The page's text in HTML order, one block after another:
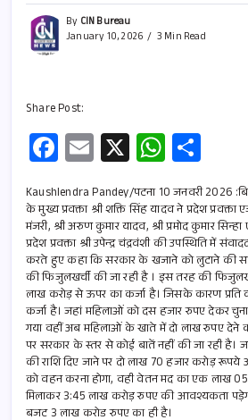
By CIN Bureau
January 10, 2026
3 Min Read
Share Post:
Fa
ce
b
o
o
k
E
m
ail
X W
h
at
s
A
p
p
h
ar
e
Kaushlendra Pandey/पटना 10 जनवरी 2026
के मुख्य प्रवक्ता श्री शक्ति सिंह यादव ने प्रदेश
मंजरी, श्री अरुण कुमार यादव, श्री प्रमोद कुमार
प्रदेश प्रवक्ता श्री उपेन्द्र चंद्रवंशी की उपस्थिति में
करते हुए कहा कि सरकार के खजाने को लुटाने की
की फिजुलखर्ची की जा रही है । इस तरह की
लाख करोड़ से ऊपर का कर्जा है। जिसके कारण प्रति
कर्जा है। जहां महिलाओं को दस हजार रुपए देकर
गया वहीं अब महिलाओं के खाते में दो लाख रुपए देने
पर सरकार के स्तर से कोई बातें नहीं की जा रही है।
की राशि दिए जाने पर दो लाख 70 हजार करोड़ रूपये
को वहन करना होगा, वही वेतन मद का एक लाख 05
मिलाकर 3:45 लाख करोड़ रुपए की आवश्यकता
बजट 3 लाख करोड रुपए का ही है।